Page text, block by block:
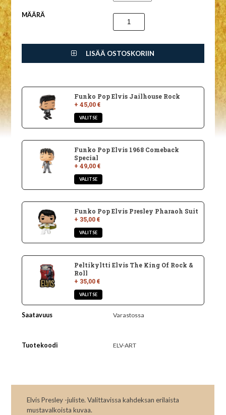
MÄÄRÄ
LISÄÄ OSTOSKORIIN
Funko Pop Elvis Jailhouse Rock
+ 45,00 €
Funko Pop Elvis 1968 Comeback
Special
+ 49,00 €
Funko Pop Elvis Presley Pharaoh Suit
+ 35,00 €
Peltikyltti Elvis The King Of Rock &
Roll
+ 35,00 €
Saatavuus Varastossa
Tuotekoodi ELV-ART
Elvis Presley -juliste. Valittavissa kahdeksan erilaista
mustavalkoista kuvaa.